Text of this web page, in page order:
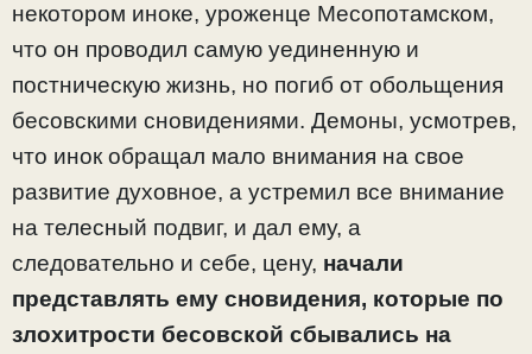
некотором иноке, уроженце Месопотамском,
что он проводил самую уединенную и
постническую жизнь, но погиб от обольщения
бесовскими сновидениями. Демоны, усмотрев,
что инок обращал мало внимания на свое
развитие духовное, а устремил все внимание
на телесный подвиг, и дал ему, а
следовательно и себе, цену, начали
представлять ему сновидения, которые по
злохитрости бесовской сбывались на